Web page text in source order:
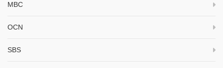
MBC
OCN
SBS